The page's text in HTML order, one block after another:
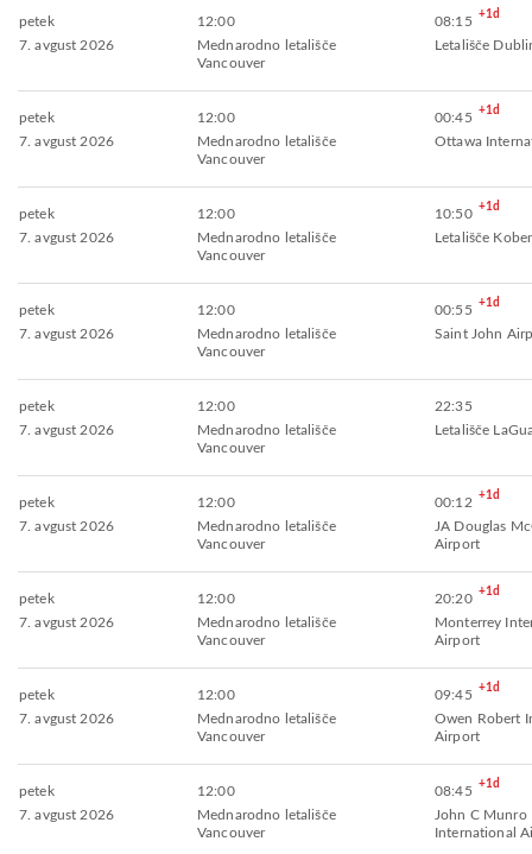
petek
7. avgust 2026
12:00
Mednarodno letališče
Vancouver
08:15 +1d
Letališče
petek
7. avgust 2026
12:00
Mednarodno letališče
Vancouver
00:45 +1d
Ottawa
petek
7. avgust 2026
12:00
Mednarodno letališče
Vancouver
10:50 +1d
Letališče
petek
7. avgust 2026
12:00
Mednarodno letališče
Vancouver
00:55 +1d
Saint John
petek
7. avgust 2026
12:00
Mednarodno letališče
Vancouver
22:35
Letališče
petek
7. avgust 2026
12:00
Mednarodno letališče
Vancouver
00:12 +1d
JA Douglas
Airport
petek
7. avgust 2026
12:00
Mednarodno letališče
Vancouver
20:20 +1d
Monterrey
Airport
petek
7. avgust 2026
12:00
Mednarodno letališče
Vancouver
09:45 +1d
Owen Robert
Airport
petek
7. avgust 2026
12:00
Mednarodno letališče
Vancouver
08:45 +1d
John C Munro
International